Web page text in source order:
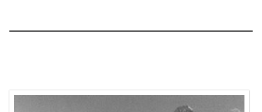
Zell am Ziller